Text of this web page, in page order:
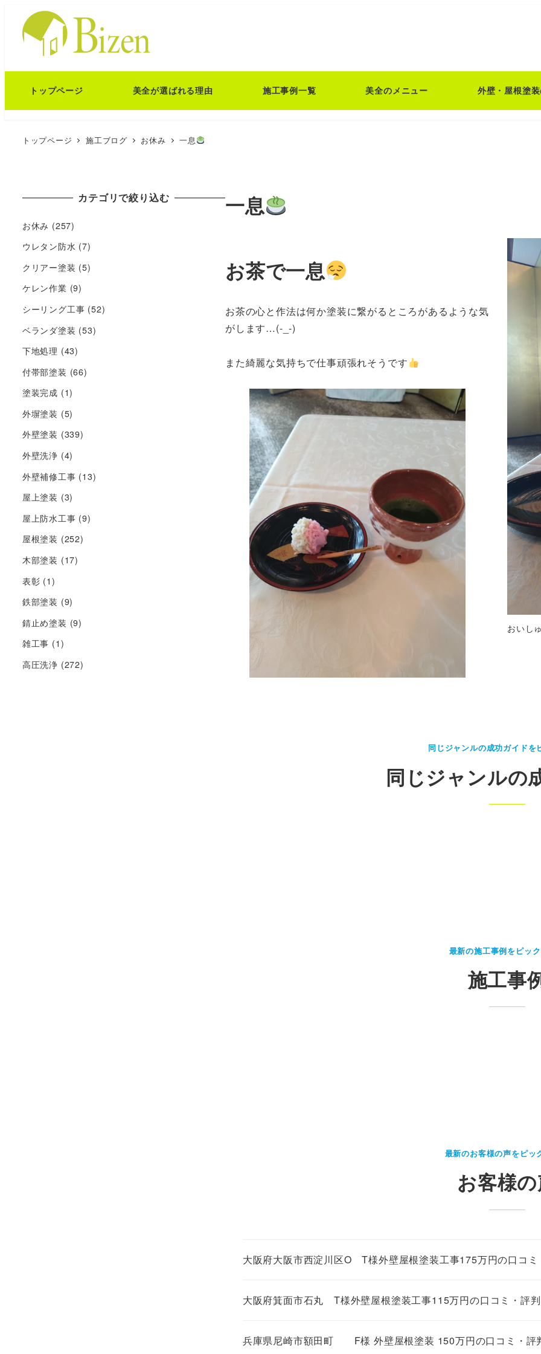
トップページ 美全が選ばれる理由 施工事例一覧 美全のメニュー 外壁・屋根塗
トップページ 施工ブログ お休み 一息
一息
お茶で一息
お茶の心と作法は何か塗装に繋がるところがあるような気
がします…(-_-)
また綺麗な気持ちで仕事頑張れそうです
おいし
同じジャンルの成功ガイドを
同じジャンルの
最新の施工事例をピッ
施工事
最新のお客様の声をピッ
お客様
大阪府大阪市西淀川区O T様外壁屋根塗装工事175万円の口コミ
大阪府箕面市石丸 T様外壁屋根塗装工事115万円の口コミ・評判
兵庫県尼崎市額田町 F様 外壁屋根塗装 150万円の口コミ・評
カテゴリで絞り込む
お休み (257)
ウレタン防水 (7)
クリアー塗装 (5)
ケレン作業 (9)
シーリング工事 (52)
ベランダ塗装 (53)
下地処理 (43)
付帯部塗装 (66)
塗装完成 (1)
外塀塗装 (5)
外壁塗装 (339)
外壁洗浄 (4)
外壁補修工事 (13)
屋上塗装 (3)
屋上防水工事 (9)
屋根塗装 (252)
木部塗装 (17)
表彰 (1)
鉄部塗装 (9)
錆止め塗装 (9)
雑工事 (1)
高圧洗浄 (272)